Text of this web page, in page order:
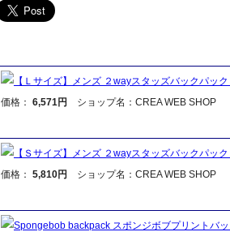
【Ｌサイズ】メンズ ２wayスタッズバックパッ
価格： 6,571円 ショップ名：CREA WEB SHOP
【Ｓサイズ】メンズ ２wayスタッズバックパッ
価格： 5,810円 ショップ名：CREA WEB SHOP
Spongebob backpack スポンジボブプリントバ